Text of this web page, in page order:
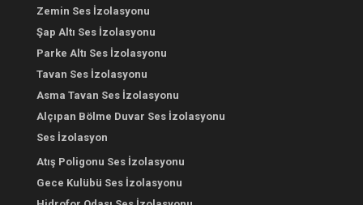
Zemin Ses İzolasyonu
Şap Altı Ses İzolasyonu
Parke Altı Ses İzolasyonu
Tavan Ses İzolasyonu
Asma Tavan Ses İzolasyonu
Alçıpan Bölme Duvar Ses İzolasyonu
Ses İzolasyon
Atış Poligonu Ses İzolasyonu
Gece Kulübü Ses İzolasyonu